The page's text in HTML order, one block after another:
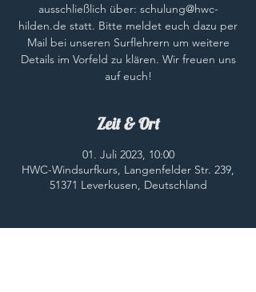
ausschließlich über: schulung@hwc-
hilden.de statt. Bitte meldet euch dazu per
Mail bei unseren Surflehrern um weitere
Details im Vorfeld zu klären. Wir freuen uns
auf euch!
Zeit & Ort
01. Juli 2023, 10:00
HWC-Windsurfkurs, Langenfelder Str. 239,
51371 Leverkusen, Deutschland